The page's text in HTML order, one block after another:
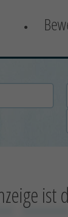
ist
xxxxxxxxxx